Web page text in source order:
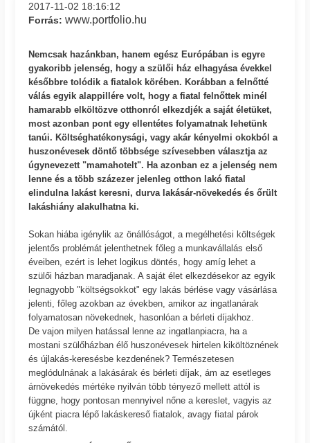
2017-11-02 18:16:12
Forrás:www.portfolio.hu
Nemcsak hazánkban, hanem egész Európában is egyre
gyakoribb jelenség, hogy a szülői ház elhagyása évekkel
későbbre tolódik a fiatalok körében. Korábban a felnőtté
válás egyik alappillére volt, hogy a fiatal felnőttek minél
hamarabb elköltözve otthonról elkezdjék a saját életüket,
most azonban pont egy ellentétes folyamatnak lehetünk
tanúi. Költséghatékonysági, vagy akár kényelmi okokból a
huszonévesek döntő többsége szívesebben választja az
úgynevezett "mamahotelt". Ha azonban ez a jelenség nem
lenne és a több százezer jelenleg otthon lakó fiatal
elindulna lakást keresni, durva lakásár-növekedés és őrült
lakáshiány alakulhatna ki.
Sokan hiába igénylik az önállóságot, a megélhetési költségek
jelentős problémát jelenthetnek főleg a munkavállalás első
éveiben, ezért is lehet logikus döntés, hogy amíg lehet a
szülői házban maradjanak. A saját élet elkezdésekor az egyik
legnagyobb "költségsokkot" egy lakás bérlése vagy vásárlása
jelenti, főleg azokban az években, amikor az ingatlanárak
folyamatosan növekednek, hasonlóan a bérleti díjakhoz.
De vajon milyen hatással lenne az ingatlanpiacra, ha a
mostani szülőházban élő huszonévesek hirtelen kiköltöznének
és újlakás-keresésbe kezdenének? Természetesen
meglódulnának a lakásárak és bérleti díjak, ám az esetleges
árnövekedés mértéke nyilván több tényező mellett attól is
függne, hogy pontosan mennyivel nőne a kereslet, vagyis az
újként piacra lépő lakáskereső fiatalok, avagy fiatal párok
számától.